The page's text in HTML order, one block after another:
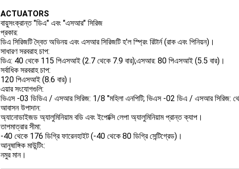
ACTUATORS
বায়ুসংক্রান্ত "ডিএ" এবং "এসআর" সিরিজ
প্রকার:
ডিএ সিরিজটি দ্বৈত অভিনয় এবং এসআর সিরিজটি হ'ল স্প্রিং রিটার্ন (রাক এবং পিনিয়ন)।
সাধারণ সরবরাহ চাপ:
ডিএ: 40 থেকে 115 পিএসআই (2.7 থেকে 7.9 বার);এসআর: 80 পিএসআই (5.5 বার)।
সর্বাধিক সরবরাহ চাপ:
120 পিএসআই (8.6 বার)।
এয়ার সংযোগগুলি:
ভিএস -03 ডিডিএ / এসআর সিরিজ: 1/8 "মহিলা এনপিটি; ভিএস -02 ডিএ / এসআর সিরিজ:
আবাসন উপাদান:
অ্যানোডাইজড অ্যালুমিনিয়াম বডি এবং ইপোক্সি লেপা অ্যালুমিনিয়াম প্রান্ত ক্যাপ।
তাপমাত্রার সীমা:
-40 থেকে 176 ডিগ্রি ফারেনহাইট (-40 থেকে 80 ডিগ্রি সেন্টিগ্রেড)।
আনুষাঙ্গিক মাউন্টিং:
নমুর মান।